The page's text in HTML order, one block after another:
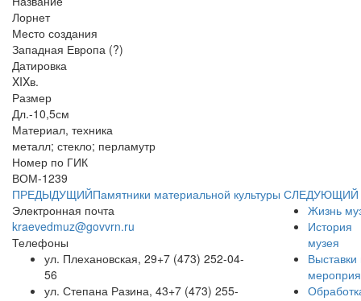
Лорнет
Место создания
Западная Европа (?)
Датировка
XIXв.
Размер
Дл.-10,5см
Материал, техника
металл; стекло; перламутр
Номер по ГИК
ВОМ-1239
ПРЕДЫДУЩИЙПамятники материальной культуры СЛЕДУЮЩИЙ
Электронная почта
kraevedmuz@govvrn.ru
Телефоны
ул. Плехановская, 29+7 (473) 252-04-
56
ул. Степана Разина, 43+7 (473) 255-
Жизнь
История
музея
Выставки